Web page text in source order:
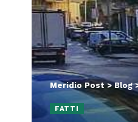
Meridio Post>Blog
FATTI